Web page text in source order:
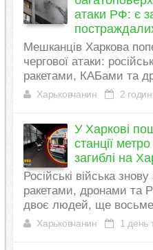
атаки РФ: є
Мешканців Харкова
чергової атаки:
ракетами, КАБами та
Харьковчанин 2
У Харкові
станції
загиблі на
Російські війська
ракетами, дронами та
двоє людей, ще
Харьковчанин 1 день